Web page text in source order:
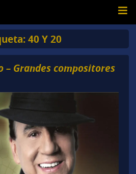
40 Y 20
– Grandes compositores